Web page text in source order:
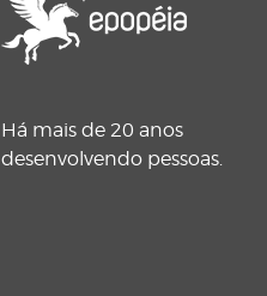
Há mais de 20 anos
desenvolvendo pessoas.